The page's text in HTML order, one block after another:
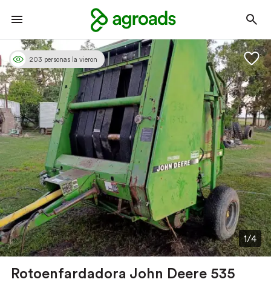
1/4
203 personas la vieron
Rotoenfardadora John Deere 535